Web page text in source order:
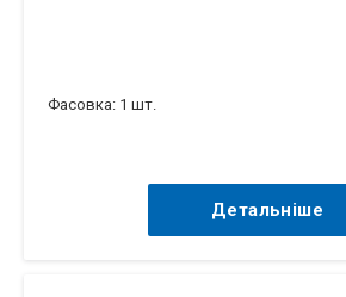
Фасовка: 1 шт.
Детальніше